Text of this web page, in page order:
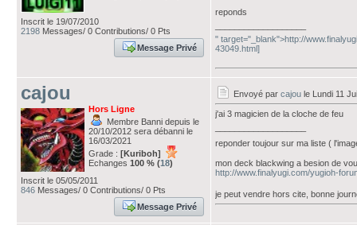
Inscrit le 19/07/2010
2198 Messages/ 0 Contributions/ 0 Pts
Message Privé
reponds
" target="_blank">http://
43049.html]
cajou
Hors Ligne
Membre Banni depuis le
20/10/2012 sera débanni le
16/03/2021
Grade : [Kuriboh]
Echanges 100 % (18)
Inscrit le 05/05/2011
846 Messages/ 0 Contributions/ 0 Pts
Message Privé
Envoyé par cajou le Lundi 11
j'ai 3 magicien de la cloche de feu
reponder toujour sur ma liste (
mon deck blackwing a besion de
http://www.finalyugi.com/yugioh-
je peut vendre hors cite, bonne